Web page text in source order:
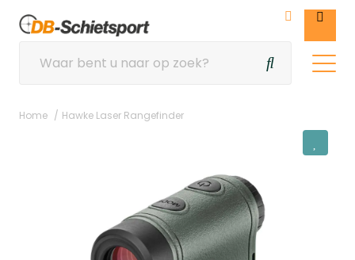
Home Hawke Laser Rangefinder